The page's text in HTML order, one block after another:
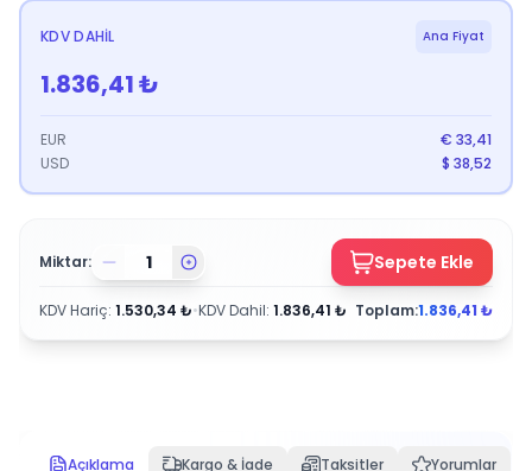
KDV DAHIL Ana Fiyat
1.836,41₺
EUR € 33,41
USD
$ 38,52
Miktar: Sepete Ekle
KDV Hariç: 1.530,34 ₺•KDV Dahil: 1.836,41 ₺ Toplam:1.836,41 ₺
Açıklama Kargo & İade Taksitler Yorumlar